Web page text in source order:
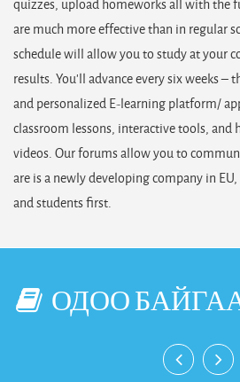
quizzes, upload homeworks all with the
are much more effective than in regular
schedule will allow you to study at your
results. You’ll advance every six weeks
and personalized E-learning platform/
classroom lessons, interactive tools, and
videos. Our forums allow you to
are is a newly developing company in
and students first.
ОДОО